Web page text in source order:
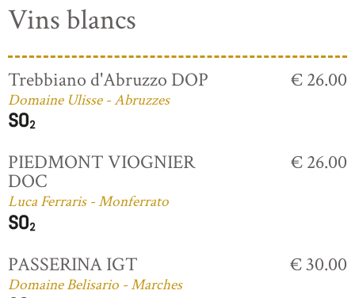
Vins blancs
Trebbiano d'Abruzzo DOP
Domaine Ulisse - Abruzzes
€ 26.00
PIEDMONT VIOGNIER
DOC
Luca Ferraris - Monferrato
€ 26.00
PASSERINA IGT
Domaine Belisario - Marches
€ 30.00